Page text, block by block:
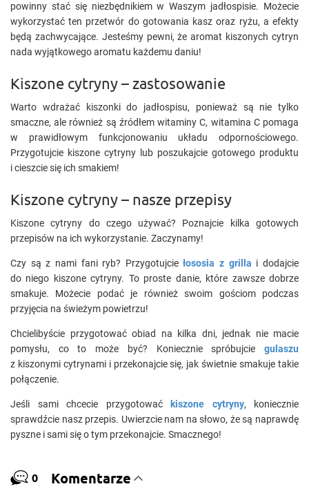
powinny stać się niezbędnikiem w Waszym jadłospisie. Możecie
wykorzystać ten przetwór do gotowania kasz oraz ryżu, a efekty
będą zachwycające. Jesteśmy pewni, że aromat kiszonych cytryn
nada wyjątkowego aromatu każdemu daniu!
Kiszone cytryny – zastosowanie
Warto wdrażać kiszonki do jadłospisu, ponieważ są nie tylko
smaczne, ale również są źródłem witaminy C, witamina C pomaga
w prawidłowym funkcjonowaniu układu odpornościowego.
Przygotujcie kiszone cytryny lub poszukajcie gotowego produktu
i cieszcie się ich smakiem!
Kiszone cytryny – nasze przepisy
Kiszone cytryny do czego używać? Poznajcie kilka gotowych
przepisów na ich wykorzystanie. Zaczynamy!
Czy są z nami fani ryb? Przygotujcie łososia z grilla i dodajcie
do niego kiszone cytryny. To proste danie, które zawsze dobrze
smakuje. Możecie podać je również swoim gościom podczas
przyjęcia na świeżym powietrzu!
Chcielibyście przygotować obiad na kilka dni, jednak nie macie
pomysłu, co to może być? Koniecznie spróbujcie gulaszu
z kiszonymi cytrynami i przekonajcie się, jak świetnie smakuje takie
połączenie.
Jeśli sami chcecie przygotować kiszone cytryny, koniecznie
sprawdźcie nasz przepis. Uwierzcie nam na słowo, że są naprawdę
pyszne i sami się o tym przekonajcie. Smacznego!
0 Komentarze